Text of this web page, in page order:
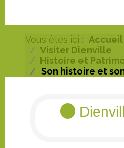
Vous êtes ici : Accueil
Visiter Dienville
Histoire et
Son histoire et